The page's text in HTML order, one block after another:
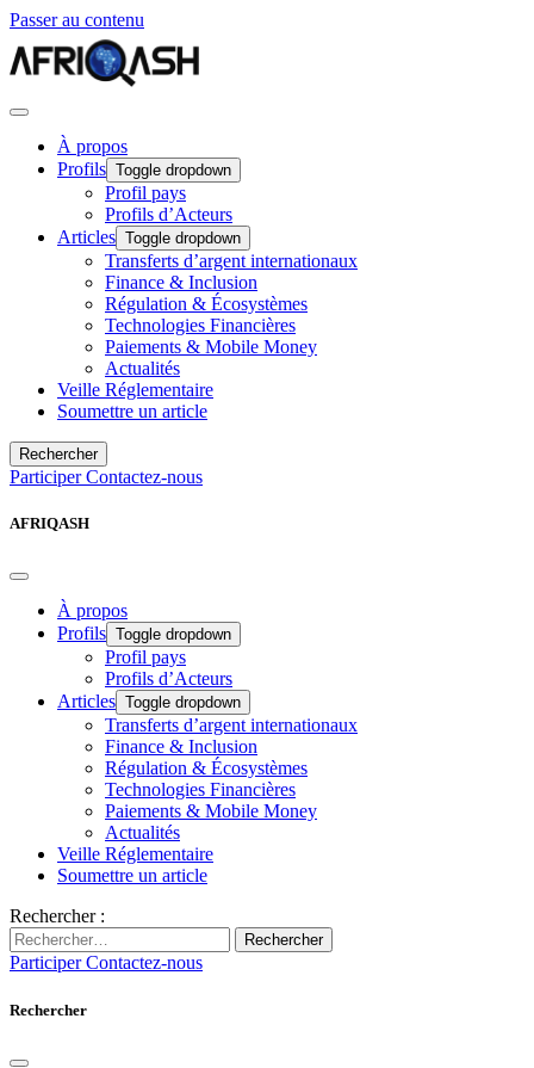
Passer au contenu
À propos
Profils Toggle dropdown
Profil pays
Profils d’Acteurs
Articles Toggle dropdown
Transferts d’argent internationaux
Finance & Inclusion
Régulation & Écosystèmes
Technologies Financières
Paiements & Mobile Money
Actualités
Veille Réglementaire
Soumettre un article
Rechercher
ParticiperContactez-nous
AFRIQASH
À propos
Profils Toggle dropdown
Profil pays
Profils d’Acteurs
Articles Toggle dropdown
Transferts d’argent internationaux
Finance & Inclusion
Régulation & Écosystèmes
Technologies Financières
Paiements & Mobile Money
Actualités
Veille Réglementaire
Soumettre un article
Rechercher :
Rechercher
ParticiperContactez-nous
Rechercher